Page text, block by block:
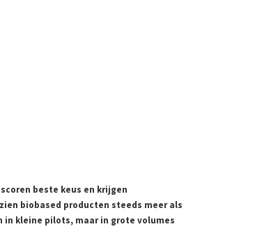
beste keus en krijgen
biobased producten steeds meer als
kleine pilots, maar in grote volumes